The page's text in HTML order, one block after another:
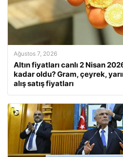
Ağustos 7, 2026
Altın fiyatları canlı 2 Nisan
kadar oldu? Gram, çeyrek,
alış satış fiyatları